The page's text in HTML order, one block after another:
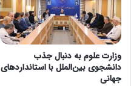
وزارت علوم به دنبال جذب
دانشجوی بین‌الملل با استانداردهای
جهانی